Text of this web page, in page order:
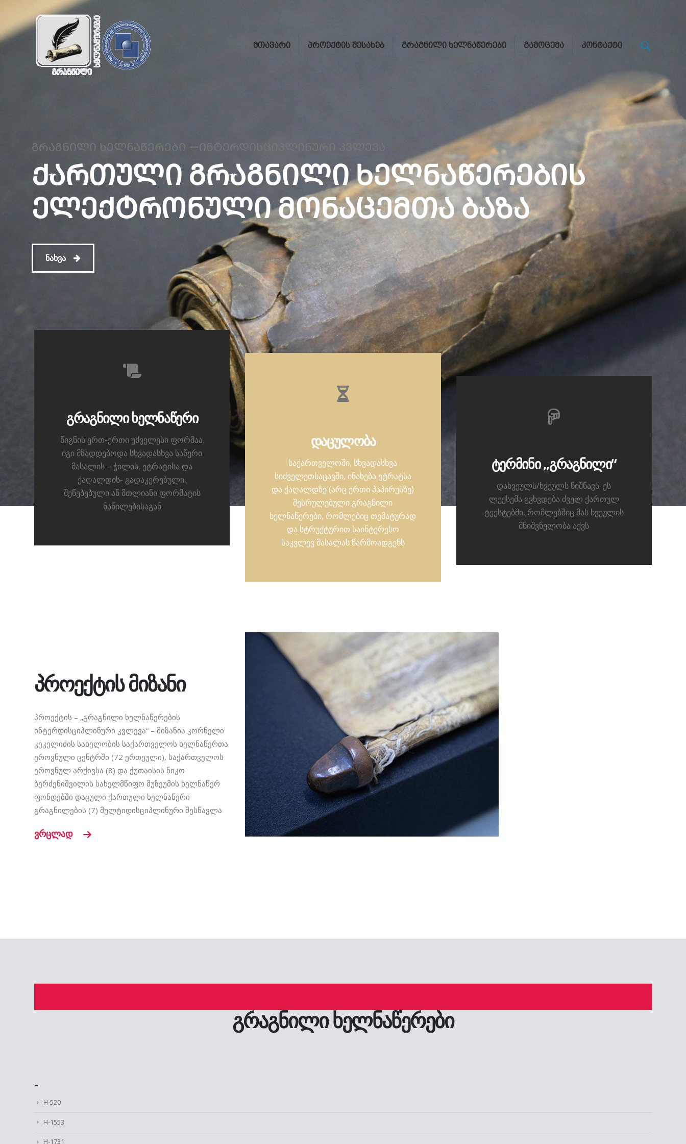
ᲛᲗᲐᲕᲐᲠᲘ ᲞᲠᲝᲔᲥᲢᲘᲡ ᲨᲔᲡᲐᲮᲔᲑ ᲒᲠᲐᲒᲜᲘᲚᲘ ᲮᲔᲚᲜᲐᲬᲔᲠᲔᲑᲘ ᲒᲐᲛᲝᲪᲔᲛᲐ ᲙᲝᲜᲢᲐᲥᲢᲘ
ᲒᲠᲐᲒᲜᲘᲚᲘ ᲮᲔᲚᲜᲐᲬᲔᲠᲔᲑᲘ —ᲘᲜᲢᲔᲠᲓᲘᲡᲪᲘᲞᲚᲘᲜᲣᲠᲘ ᲙᲕᲚᲔᲕᲐ
ᲥᲐᲠᲗᲣᲚᲘ ᲒᲠᲐᲒᲜᲘᲚᲘ ᲮᲔᲚᲜᲐᲬᲔᲠᲔᲑᲘᲡ
ᲔᲚᲔᲥᲢᲠᲝᲜᲣᲚᲘ ᲛᲝᲜᲐᲪᲔᲛᲗᲐ ᲑᲐᲖᲐ
ნახვა
გრაგნილი ხელნაწერი
წიგნის ერთ-ერთი უძველესი ფორმაა.
იგი მზადდებოდა სხვადასხვა საწერი
მასალის – ჭილის, ეტრატისა და
ქაღალდის- გადაკერებული,
შეწებებული ან მთლიანი ფორმატის
ნაწილებისაგან
დაცულობა
საქართველოში, სხვადასხვა
სიძველეთსაცავში, ინახება ეტრატსა
და ქაღალდზე (არც ერთი პაპირუსზე)
შესრულებული გრაგნილი
ხელნაწერები, რომლებიც თემატურად
და სტრუქტურით საინტერესო
საკვლევ მასალას წარმოადგენს
ტერმინი „გრაგნილი“
დახვეულს/ხვეულს ნიშნავს. ეს
ლექსემა გვხვდება ძველ ქართულ
ტექსტებში, რომლებშიც მას ხვეულის
მნიშვნელობა აქვს
პროექტის მიზანი
პროექტის – „გრაგნილი ხელნაწერების
ინტერდისციპლინური კვლევა“ – მიზანია კორნელი
კეკელიძის სახელობის საქართველოს ხელნაწერთა
ეროვნული ცენტრში (72 ერთეული), საქართველოს
ეროვნულ არქივსა (8) და ქუთაისის ნიკო
ბერძენიშვილის სახელმწიფო მუზეუმის ხელნაწერ
ფონდებში დაცული ქართული ხელნაწერი
გრაგნილების (7) მულტიდისციპლინური შესწავლა
ვრცლად
გრაგნილი ხელნაწერები
–
H-520
H-1553
H-1731